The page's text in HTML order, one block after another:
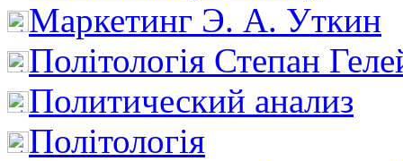
Маркетинг Э. А. Уткин
Політологія Степан
Политический анализ
Політологія